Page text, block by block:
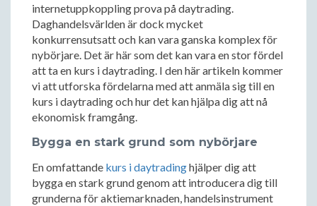
internetuppkoppling prova på daytrading.
Daghandelsvärlden är dock mycket
konkurrensutsatt och kan vara ganska komplex för
nybörjare. Det är här som det kan vara en stor fördel
att ta en kurs i daytrading. I den här artikeln kommer
vi att utforska fördelarna med att anmäla sig till en
kurs i daytrading och hur det kan hjälpa dig att nå
ekonomisk framgång.
Bygga en stark grund som nybörjare
En omfattande kurs i daytradinghjälper dig att
bygga en stark grund genom att introducera dig till
grunderna för aktiemarknaden, handelsinstrument